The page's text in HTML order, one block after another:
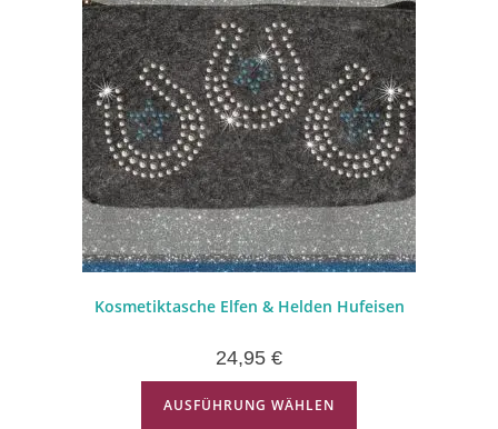
Kosmetiktasche Elfen & Helden Hufeisen
24,95 €
AUSFÜHRUNG WÄHLEN